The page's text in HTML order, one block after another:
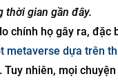
thời gian gần đây.
chính họ gây ra,
metaverse dựa trên
nhiên, mọi